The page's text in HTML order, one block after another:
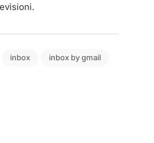
inbox inbox by gmail